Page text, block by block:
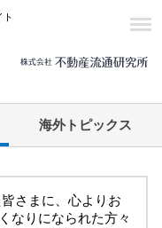
ト
海外トピックス
さまに、心よりお
なりになられた方々